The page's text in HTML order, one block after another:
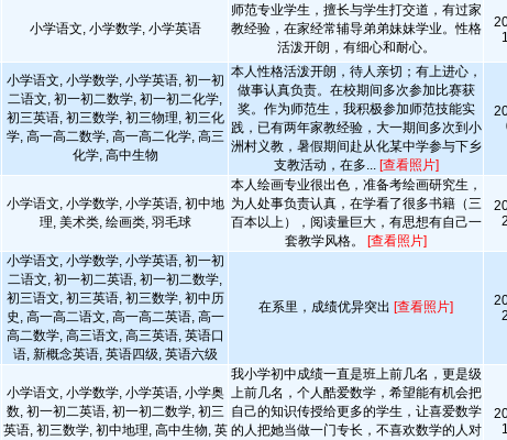
小学语文, 小学数学, 小学英语
师范专业学生，擅长与学生打交道，有过家
教经验，在家经常辅导弟弟妹妹学业。性格
活泼开朗，有细心和耐心。
小学语文, 小学数学, 小学英语, 初一初
二语文, 初一初二数学, 初一初二化学,
初三英语, 初三数学, 初三物理, 初三化
学, 高一高二数学, 高一高二化学, 高三
化学, 高中生物
本人性格活泼开朗，待人亲切；有上进心，
做事认真负责。在校期间多次参加比赛获
奖。作为师范生，我积极参加师范技能实
践，已有两年家教经验，大一期间多次到小
洲村义教，暑假期间赴从化某中学参与下乡
支教活动，在多... [查看照片]
小学语文, 小学数学, 小学英语, 初中地
理, 美术类, 绘画类, 羽毛球
本人绘画专业很出色，准备考绘画研究生，
为人处事负责认真，在学看了很多书籍（三
百本以上），阅读量巨大，有思想有自己一
套教学风格。 [查看照片]
小学语文, 小学数学, 小学英语, 初一初
二语文, 初一初二英语, 初一初二数学,
初三语文, 初三英语, 初三数学, 初中历
史, 高一高二语文, 高一高二英语, 高一
高二数学, 高三语文, 高三英语, 英语口
语, 新概念英语, 英语四级, 英语六级
在系里，成绩优异突出 [查看照片]
小学语文, 小学数学, 小学英语, 小学奥
数, 初一初二英语, 初一初二数学, 初三
英语, 初三数学, 初中地理, 高中生物, 英
我小学初中成绩一直是班上前几名，更是级
上前几名，个人酷爱数学，希望能有机会把
自己的知识传授给更多的学生，让喜爱数学
的人把她当做一门专长，不喜欢数学的人对